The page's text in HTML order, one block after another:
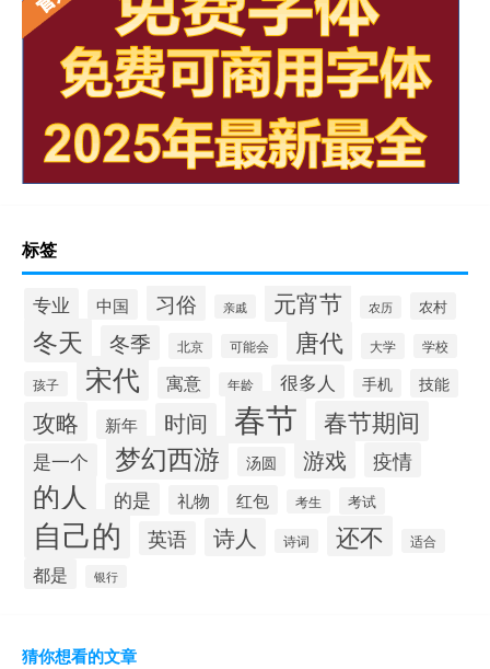
标签
专业 中国 习俗 亲戚 元宵节 农历 农村
冬天 冬季 北京 可能会 唐代 大学 学校
孩子 宋代 寓意 年龄 很多人 手机 技能
攻略 新年 时间 春节 春节期间
是一个 梦幻西游 汤圆 游戏 疫情
的人 的是 礼物 红包 考生 考试
自己的 英语 诗人 诗词 还不 适合
都是 银行
猜你想看的文章